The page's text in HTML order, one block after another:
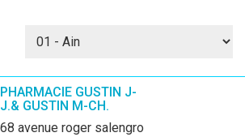
PHARMACIE GUSTIN J-
J.& GUSTIN M-CH.
68 avenue roger salengro